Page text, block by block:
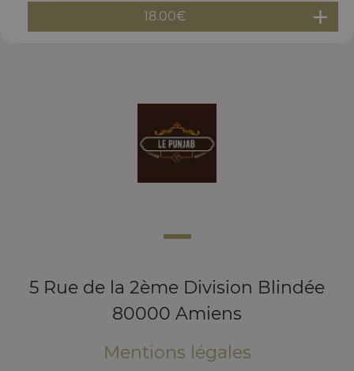
18.00€
5 Rue de la 2ème Division Blindée
80000 Amiens
Mentions légales